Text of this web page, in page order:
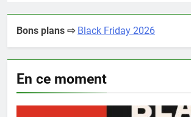
Bons plans ⇨ Black Friday 2026
En ce moment